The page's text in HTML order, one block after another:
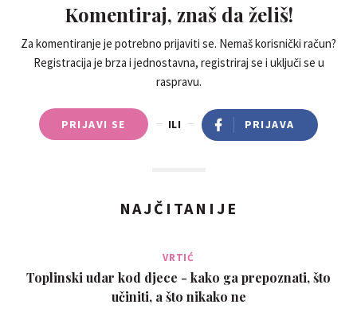
Komentiraj, znaš da želiš!
Za komentiranje je potrebno prijaviti se. Nemaš korisnički račun?
Registracija je brza i jednostavna, registriraj se i uključi se u
raspravu.
PRIJAVI SE ILI PRIJAVA
NAJČITANIJE
VRTIĆ
Toplinski udar kod djece - kako ga prepoznati, što
učiniti, a što nikako ne